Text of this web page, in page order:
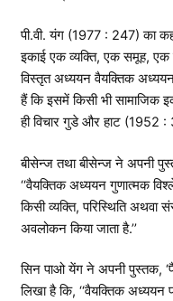
पी.वी. यंग (1977 : 247) का
इकाई एक व्यक्ति, एक समूह, एक
विस्तृत अध्ययन वैयक्तिक
हैं कि इसमें किसी भी सामाजिक
ही विचार गुडे और हाट (1952 :
बीसेन्ज तथा बीसेन्ज ने अपनी
‘‘वैयक्तिक अध्ययन गुणात्मक
किसी व्यक्ति, परिस्थिति अथवा
अवलोकन किया जाता है.’’
सिन पाओ येंग ने अपनी पुस्तक,
लिखा है कि, ‘‘वैयक्तिक अध्ययन